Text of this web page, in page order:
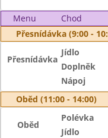
Menu Chod
Přesnídávka (9:00 -
Přesnídávka
Jídlo
Doplněk
Nápoj
Oběd (11:00 - 14:00)
Oběd
Polévka
Jídlo